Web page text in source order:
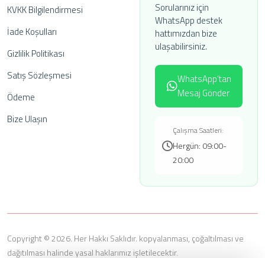
KVKK Bilgilendirmesi
İade Koşulları
Gizlilik Politikası
Satış Sözleşmesi
Ödeme
Bize Ulaşın
Sorularınız için
WhatsApp destek
hattımızdan bize
ulaşabilirsiniz.
WhatsApp'tan
Mesaj Gönder
Çalışma Saatleri:
Hergün: 09:00-
20:00
Copyright © 2026. Her Hakkı Saklıdır. kopyalanması, çoğaltılması ve
dağıtılması halinde yasal haklarımız işletilecektir.